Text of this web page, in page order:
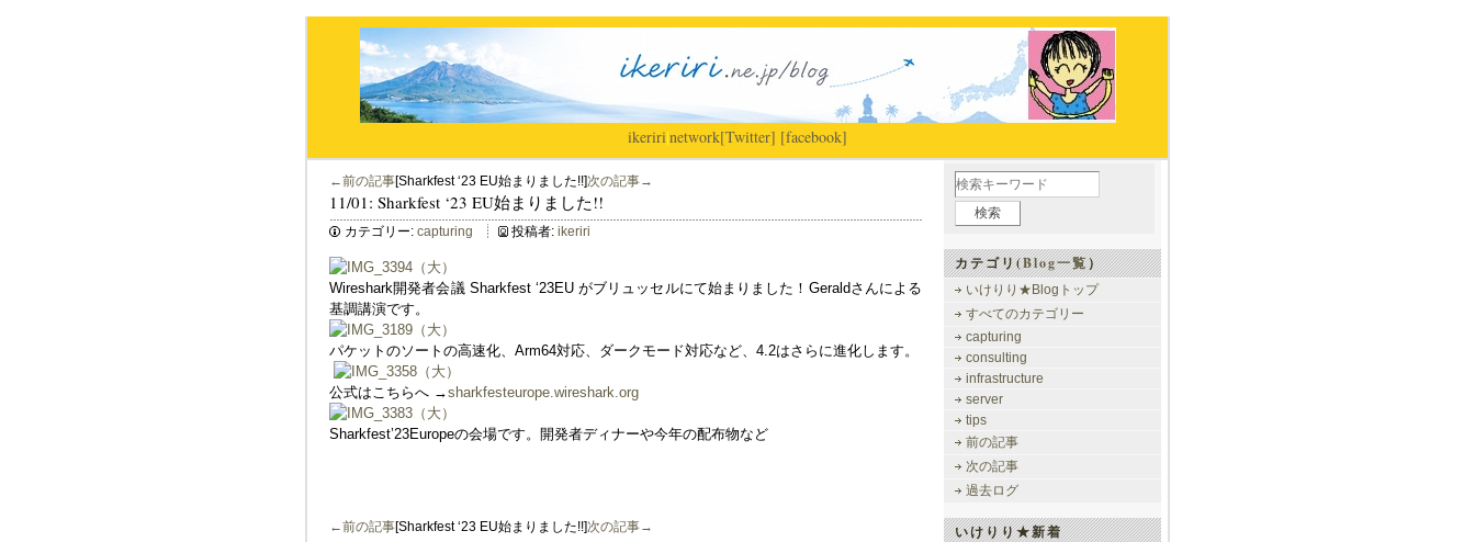
ikeriri|network[Twitter] [facebook]
←前の記事[Sharkfest ‘23 EU始まりました!!]次の記事→
11/01: Sharkfest ‘23 EU始まりました!!
カテゴリー: capturing 投稿者: ikeriri
Wireshark開発者会議 Sharkfest ‘23EU がブリュッセルにて始まりました！Geraldさんによる
基調講演です。
パケットのソートの高速化、Arm64対応、ダークモード対応など、4.2はさらに進化します。
公式はこちらへ →sharkfesteurope.wireshark.org
Sharkfest’23Europeの会場です。開発者ディナーや今年の配布物など
←前の記事[Sharkfest ‘23 EU始まりました!!]次の記事→
カテゴリ(Blog一覧）
いけりり★Blogトップ
すべてのカテゴリー
capturing
consulting
infrastructure
server
tips
前の記事
次の記事
過去ログ
いけりり★新着